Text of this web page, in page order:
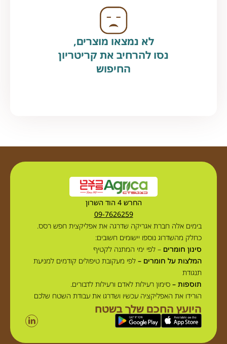
לא נמצאו מוצרים,
נסו להרחיב את קריטריון
החיפוש
החרש 4 הוד השרון
09-7626259
בימים אלה חברת אגריקה שדרגה את אפליקצית חפש רסס.
כחלק מהשדרוג נוספו יישומים חשובים:
סינון חומרים – לפי ימי המתנה לקטיף
המלצות על חומרים – לפי מעקובת טיפולים קודמים למניעת
תנגודת
תוספות – סימון רעילות לאדם ורעילות לדבורים.
הורידו את האפליקציה עכשיו ושדרגו את עבודת השטח שלכם
היועץ החכם שלך בשטח